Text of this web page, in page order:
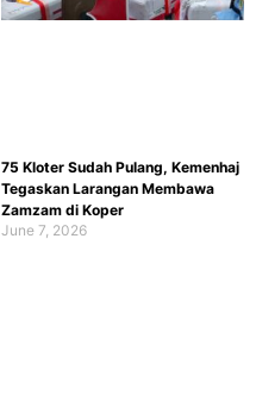
75 Kloter Sudah Pulang, Kemenhaj
Tegaskan Larangan Membawa
Zamzam di Koper
June 7, 2026